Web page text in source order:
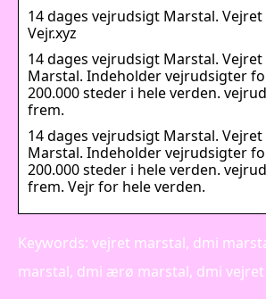
14 dages vejrudsigt Marstal.
Vejr.xyz
14 dages vejrudsigt Marstal.
Marstal. Indeholder vejrudsigter
200.000 steder i hele verden.
frem.
14 dages vejrudsigt Marstal.
Marstal. Indeholder vejrudsigter
200.000 steder i hele verden.
frem. Vejr for hele verden.
Keywords: vejret marstal, dmi
marstal, dmi ærø marstal, dmi